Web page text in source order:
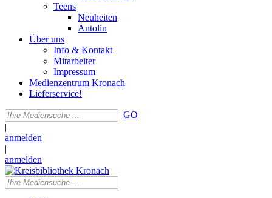
Teens
Neuheiten
Antolin
Über uns
Info & Kontakt
Mitarbeiter
Impressum
Medienzentrum Kronach
Lieferservice!
GO
|
anmelden
|
anmelden